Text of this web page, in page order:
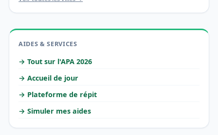
AIDES & SERVICES
→ Tout sur l'APA 2026
→ Accueil de jour
→ Plateforme de répit
→ Simuler mes aides